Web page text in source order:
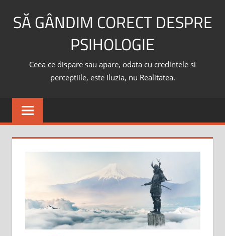
SĂ GÂNDIM CORECT DESPRE
PSIHOLOGIE
Ceea ce dispare sau apare, odata cu credintele si
perceptiile, este Iluzia, nu Realitatea.